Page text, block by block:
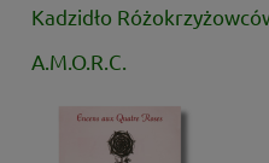
Kadzidło
A.M.O.R.C.